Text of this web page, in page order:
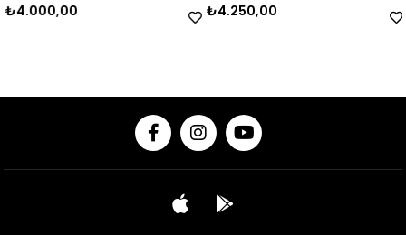
₺4.000,00 ₺4.250,00